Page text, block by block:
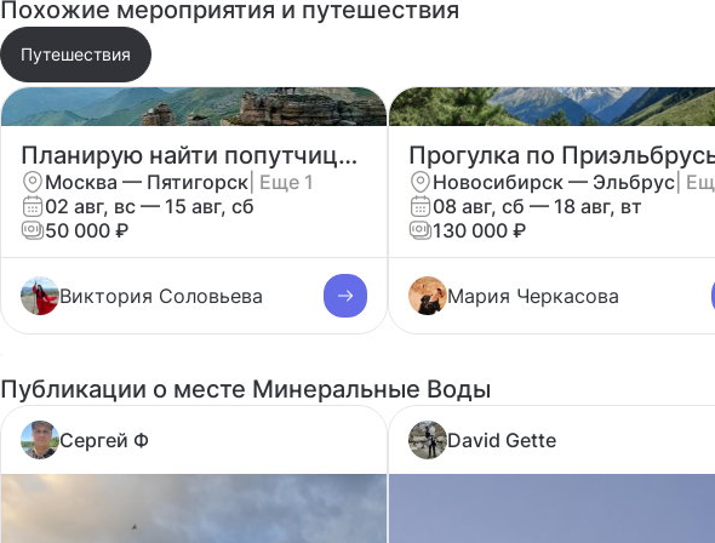
Похожие мероприятия и путешествия
Путешествия
Планирую найти попутчицу в горы Кавказа
Москва — Пятигорск | Еще 1
02 авг, вс — 15 авг, сб
50 000 ₽
Виктория Соловьева
Новосибирск — Эльбрус |
08 авг, сб — 18 авг, вт
130 000 ₽
Мария Черкасова
Публикации о месте Минеральные Воды
Сергей Ф David Gette